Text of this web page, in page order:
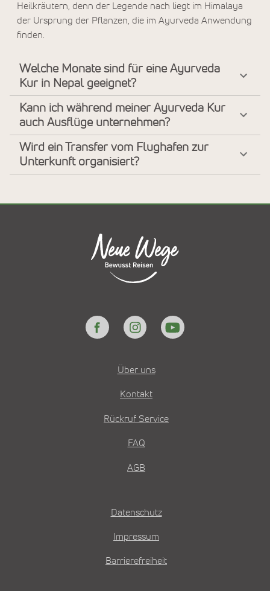
Heilkräutern, denn der Legende nach liegt im Himalaya
der Ursprung der Pflanzen, die im Ayurveda Anwendung
finden.
Welche Monate sind für eine Ayurveda
Kur in Nepal geeignet?
Kann ich während meiner Ayurveda Kur
auch Ausflüge unternehmen?
Wird ein Transfer vom Flughafen zur
Unterkunft organisiert?
Über uns
Kontakt
Rückruf Service
FAQ
AGB
Datenschutz
Impressum
Barrierefreiheit